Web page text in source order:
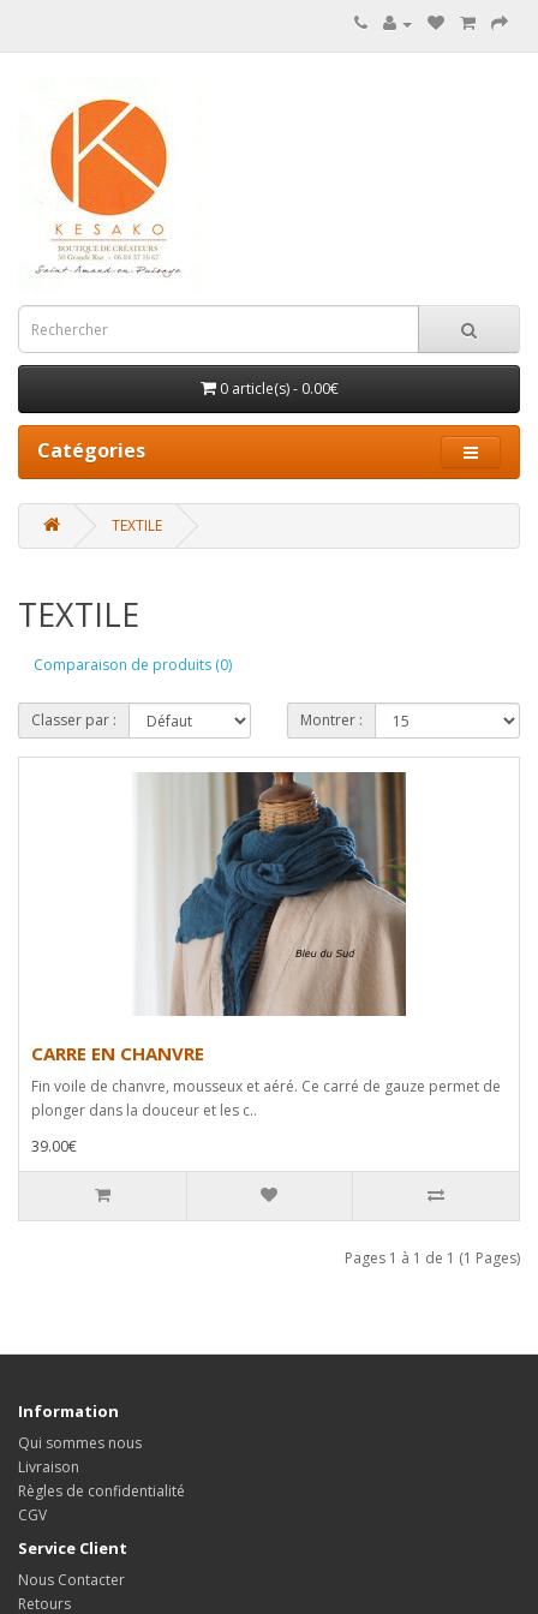
0 article(s) - 0.00€
Catégories
TEXTILE
TEXTILE
Comparaison de produits (0)
Classer par : Montrer :
CARRE EN CHANVRE
Fin voile de chanvre, mousseux et aéré. Ce carré de gauze permet de
plonger dans la douceur et les c..
39.00€
Pages 1 à 1 de 1 (1 Pages)
Information
Qui sommes nous
Livraison
Règles de confidentialité
CGV
Service Client
Nous Contacter
Retours